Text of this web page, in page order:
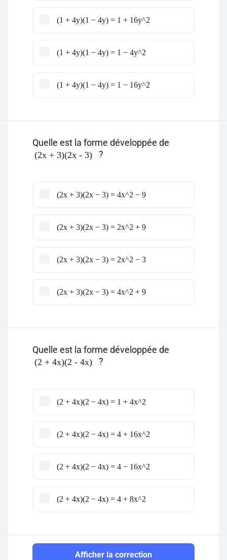
(1 + 4y)(1 − 4y) = 1 + 16y^2
(1 + 4y)(1 − 4y) = 1 − 4y^2
(1 + 4y)(1 − 4y) = 1 − 16y^2
Quelle est la forme développée de
(2x + 3)(2x - 3) ?
(2x + 3)(2x − 3) = 4x^2 − 9
(2x + 3)(2x − 3) = 2x^2 + 9
(2x + 3)(2x − 3) = 2x^2 − 3
(2x + 3)(2x − 3) = 4x^2 + 9
Quelle est la forme développée de
(2 + 4x)(2 - 4x) ?
(2 + 4x)(2 − 4x) = 1 + 4x^2
(2 + 4x)(2 − 4x) = 4 + 16x^2
(2 + 4x)(2 − 4x) = 4 − 16x^2
(2 + 4x)(2 − 4x) = 4 + 8x^2
Afficher la correction